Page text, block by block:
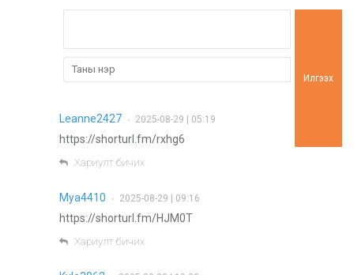
Илгээх
Leanne2427 • 2025-08-29 | 05:19
https://shorturl.fm/rxhg6
Хариулт бичих
Mya4410 • 2025-08-29 | 09:16
https://shorturl.fm/HJM0T
Хариулт бичих